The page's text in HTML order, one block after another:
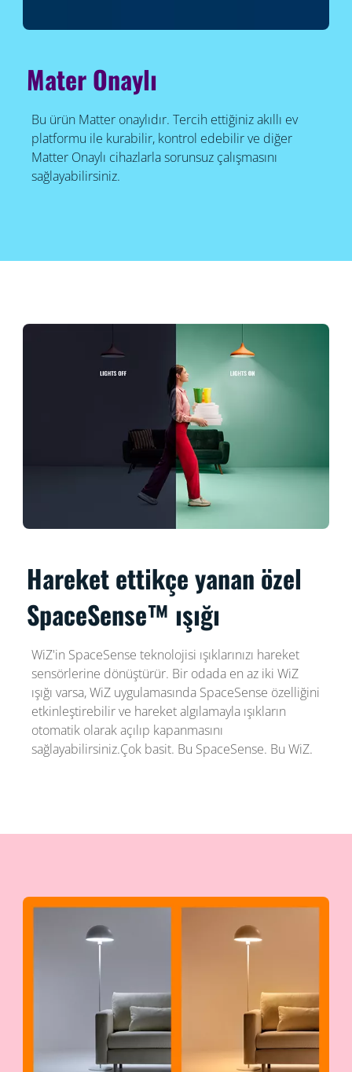
Mater Onaylı
Bu ürün Matter onaylıdır. Tercih ettiğiniz akıllı ev
platformu ile kurabilir, kontrol edebilir ve diğer
Matter Onaylı cihazlarla sorunsuz çalışmasını
sağlayabilirsiniz.
Hareket ettikçe yanan özel
SpaceSense™ ışığı
WiZ'in SpaceSense teknolojisi ışıklarınızı hareket
sensörlerine dönüştürür. Bir odada en az iki WiZ
ışığı varsa, WiZ uygulamasında SpaceSense özelliğini
etkinleştirebilir ve hareket algılamayla ışıkların
otomatik olarak açılıp kapanmasını
sağlayabilirsiniz.Çok basit. Bu SpaceSense. Bu WiZ.